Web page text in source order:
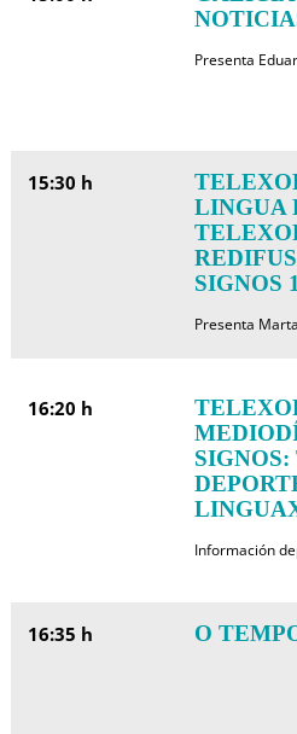
Presenta
15:30 h
LINGUA
SIGNOS
Presenta
16:20 h
Información
16:35 h O